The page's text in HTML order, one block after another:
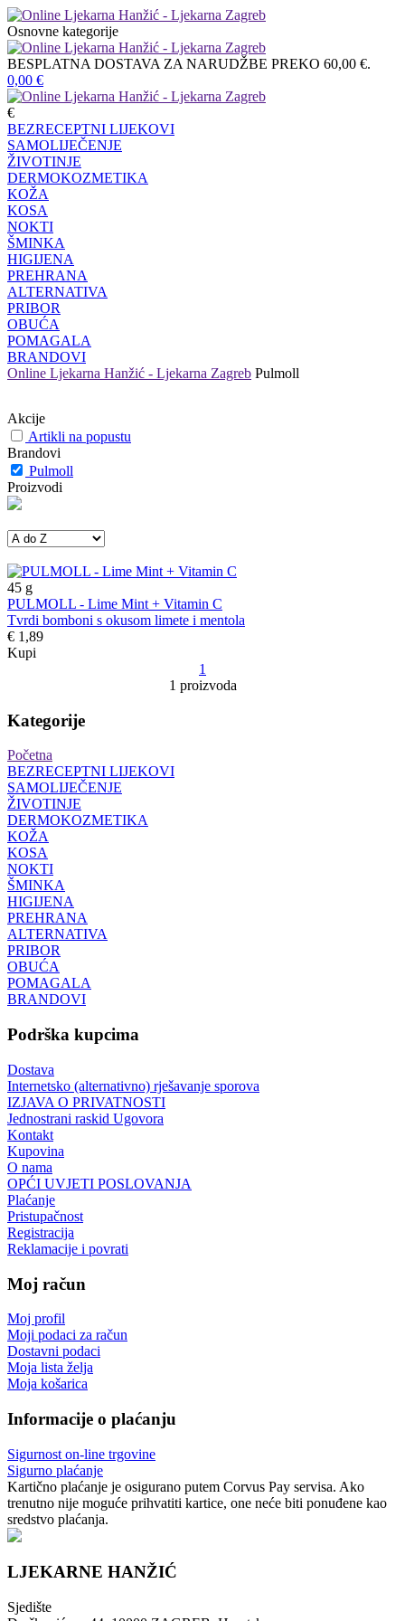
Osnovne kategorije
BESPLATNA DOSTAVA ZA NARUDŽBE PREKO 60,00 €.
0,00 €
€
BEZRECEPTNI LIJEKOVI
SAMOLIJEČENJE
ŽIVOTINJE
DERMOKOZMETIKA
KOŽA
KOSA
NOKTI
ŠMINKA
HIGIJENA
PREHRANA
ALTERNATIVA
PRIBOR
OBUĆA
POMAGALA
BRANDOVI
Online Ljekarna Hanžić - Ljekarna Zagreb Pulmoll
Akcije
Artikli na popustu
Brandovi
Pulmoll
Proizvodi
45 g
PULMOLL - Lime Mint + Vitamin C
Tvrdi bomboni s okusom limete i mentola
€ 1,89
Kupi
1
1 proizvoda
Kategorije
Početna
BEZRECEPTNI LIJEKOVI
SAMOLIJEČENJE
ŽIVOTINJE
DERMOKOZMETIKA
KOŽA
KOSA
NOKTI
ŠMINKA
HIGIJENA
PREHRANA
ALTERNATIVA
PRIBOR
OBUĆA
POMAGALA
BRANDOVI
Podrška kupcima
Dostava
Internetsko (alternativno) rješavanje sporova
IZJAVA O PRIVATNOSTI
Jednostrani raskid Ugovora
Kontakt
Kupovina
O nama
OPĆI UVJETI POSLOVANJA
Plaćanje
Pristupačnost
Registracija
Reklamacije i povrati
Moj račun
Moj profil
Moji podaci za račun
Dostavni podaci
Moja lista želja
Moja košarica
Informacije o plaćanju
Sigurnost on-line trgovine
Sigurno plaćanje
Kartično plaćanje je osigurano putem Corvus Pay servisa. Ako
trenutno nije moguće prihvatiti kartice, one neće biti ponuđene kao
sredstvo plaćanja.
LJEKARNE HANŽIĆ
Sjedište